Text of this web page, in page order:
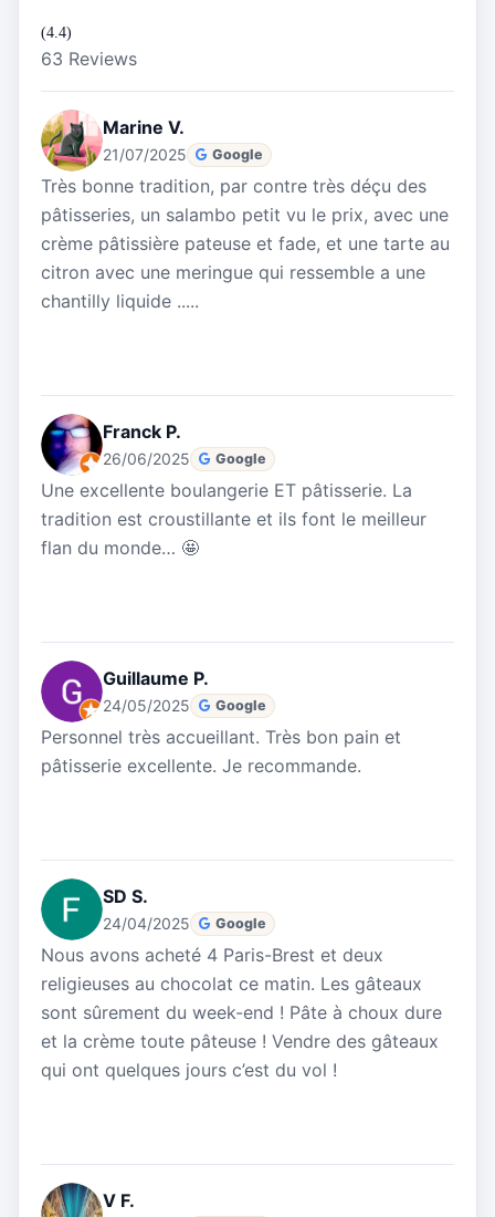
(4.4)
63 Reviews
Marine V.
21/07/2025 Google
Très bonne tradition, par contre très déçu des
pâtisseries, un salambo petit vu le prix, avec une
crème pâtissière pateuse et fade, et une tarte au
citron avec une meringue qui ressemble a une
chantilly liquide .....
Franck P.
26/06/2025 Google
Une excellente boulangerie ET pâtisserie. La
tradition est croustillante et ils font le meilleur
flan du monde… 🤩
Guillaume P.
24/05/2025 Google
Personnel très accueillant. Très bon pain et
pâtisserie excellente. Je recommande.
SD S.
24/04/2025 Google
Nous avons acheté 4 Paris-Brest et deux
religieuses au chocolat ce matin. Les gâteaux
sont sûrement du week-end ! Pâte à choux dure
et la crème toute pâteuse ! Vendre des gâteaux
qui ont quelques jours c’est du vol !
V F.